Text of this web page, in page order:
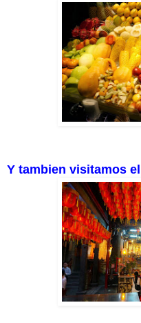
Y tambien visitamos el